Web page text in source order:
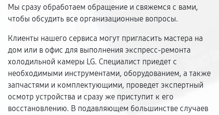
Мы сразу обработаем обращение и свяжемся с вами,
чтобы обсудить все организационные вопросы.
Клиенты нашего сервиса могут пригласить мастера на
дом или в офис для выполнения экспресс-ремонта
холодильной камеры LG. Специалист приедет с
необходимыми инструментами, оборудованием, а также
запчастями и комплектующими, проведет экспертный
осмотр устройства и сразу же приступит к его
восстановлению. В подавляющем большинстве случаев